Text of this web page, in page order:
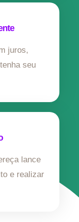
juros,
seu
lance
e realizar